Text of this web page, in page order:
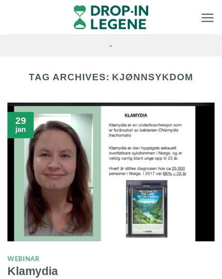
content
-
TAG ARCHIVES: KJØNNSYKDOM
29
jan
WEBINAR
Klamydia